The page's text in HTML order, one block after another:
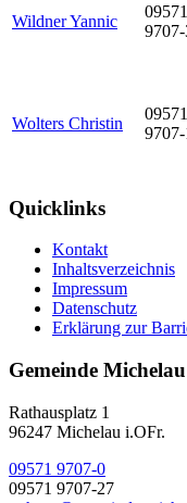
Wildner Yannic
09571
Wolters Christin
09571
Quicklinks
Kontakt
Inhaltsverzeichnis
Impressum
Datenschutz
Erklärung zur
Gemeinde
Rathausplatz 1
96247 Michelau i.OFr.
09571 9707-0
09571 9707-27